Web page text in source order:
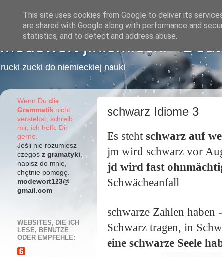
Modewort j.niemiecki -
rucki zucki do niemieckiej nauki
schwarz Idiome 3
Es steht schwarz auf
jm wird schwarz vor
jd wird fast
Schwächeanfall
schwarze Zahlen haben
Schwarz tragen, in
eine schwarze Seele
Wenn Du die
Grammatik nicht
verstehst, schreib
mir, ich helfe Dir
gerne.
Jeśli nie rozumiesz
czegoś z gramatyki
napisz do mnie,
chętnie pomogę.
modewort123@
gmail.com
WEBSITES, DIE ICH
LESE, BENUTZE
ODER EMPFEHLE:
This site uses cookies from Google to deliver its
are shared with Google along with performance and
statistics, and to detect and address abuse.